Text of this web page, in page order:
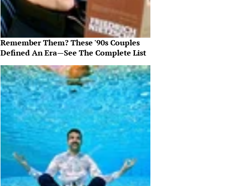
Remember Them? These '90s Couples
Defined An Era—See The Complete List